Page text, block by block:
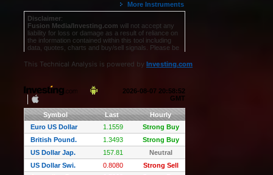
This Technical Analysis is powered by Investing.com